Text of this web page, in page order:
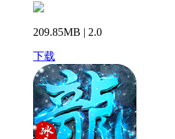
209.85MB | 2.0
下载